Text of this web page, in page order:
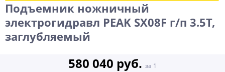
Подъемник ножничный
электрогидравл PEAK SX08F г/п 3.5Т,
заглубляемый
580 040 руб. за 1